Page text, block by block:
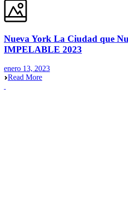
Nueva York La Ciudad que
IMPELABLE 2023
enero 13, 2023
Read More